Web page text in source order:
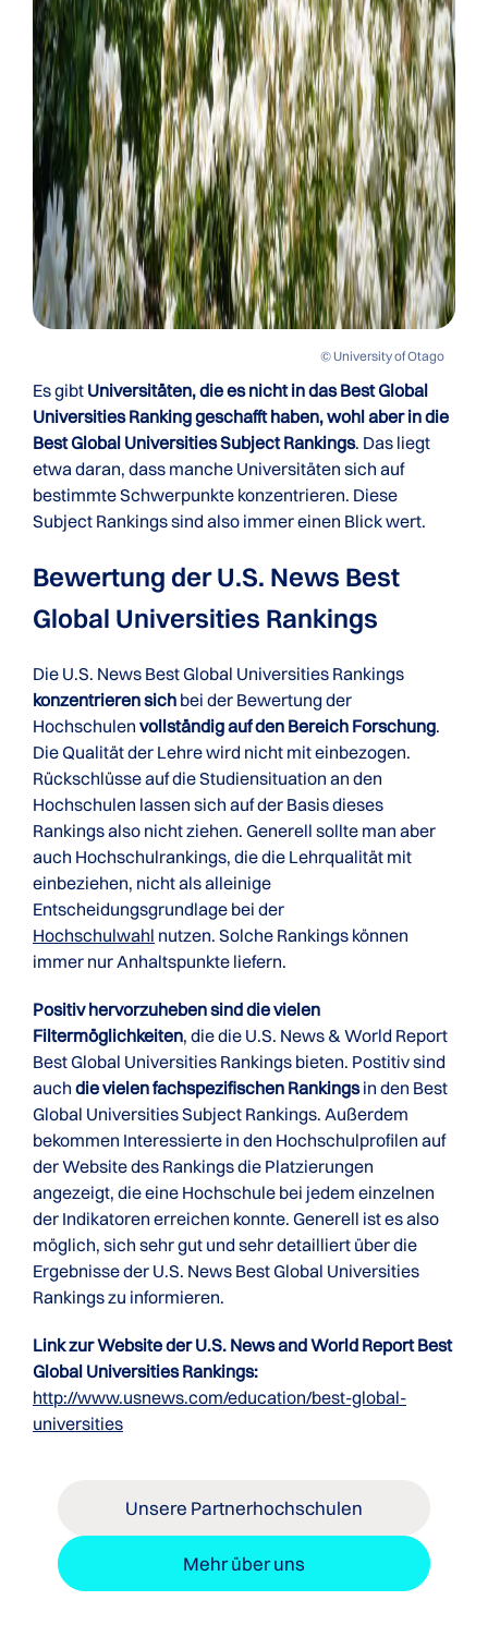
© University of Otago
Es gibt Universitäten, die es nicht in das Best Global
Universities Ranking geschafft haben, wohl aber in die
Best Global Universities Subject Rankings. Das liegt
etwa daran, dass manche Universitäten sich auf
bestimmte Schwerpunkte konzentrieren. Diese
Subject Rankings sind also immer einen Blick wert.
Bewertung der U.S. News Best
Global Universities Rankings
Die U.S. News Best Global Universities Rankings
konzentrieren sich bei der Bewertung der
Hochschulen vollständig auf den Bereich Forschung.
Die Qualität der Lehre wird nicht mit einbezogen.
Rückschlüsse auf die Studiensituation an den
Hochschulen lassen sich auf der Basis dieses
Rankings also nicht ziehen. Generell sollte man aber
auch Hochschulrankings, die die Lehrqualität mit
einbeziehen, nicht als alleinige
Entscheidungsgrundlage bei der
Hochschulwahl nutzen. Solche Rankings können
immer nur Anhaltspunkte liefern.
Positiv hervorzuheben sind die vielen
Filtermöglichkeiten, die die U.S. News & World Report
Best Global Universities Rankings bieten. Postitiv sind
auch die vielen fachspezifischen Rankingsin den Best
Global Universities Subject Rankings. Außerdem
bekommen Interessierte in den Hochschulprofilen auf
der Website des Rankings die Platzierungen
angezeigt, die eine Hochschule bei jedem einzelnen
der Indikatoren erreichen konnte. Generell ist es also
möglich, sich sehr gut und sehr detailliert über die
Ergebnisse der U.S. News Best Global Universities
Rankings zu informieren.
Link zur Website der U.S. News and World Report Best
Global Universities Rankings:
http://www.usnews.com/education/best-global-
universities
Unsere Partnerhochschulen
Mehr über uns